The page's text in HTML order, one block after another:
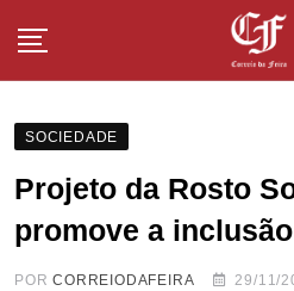
SOCIEDADE
Projeto da Rosto
promove a
PORCORREIODAFEIRA
29/11/